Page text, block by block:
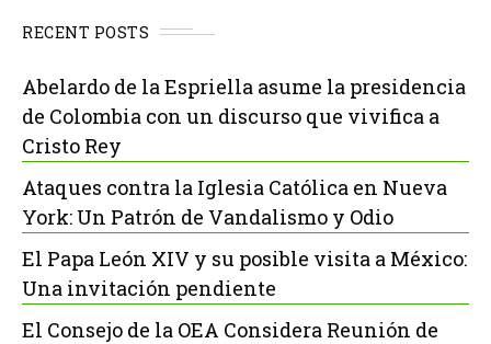
RECENT POSTS
Abelardo de la Espriella asume la presidencia
de Colombia con un discurso que vivifica a
Cristo Rey
Ataques contra la Iglesia Católica en Nueva
York: Un Patrón de Vandalismo y Odio
El Papa León XIV y su posible visita a México:
Una invitación pendiente
El Consejo de la OEA Considera Reunión de